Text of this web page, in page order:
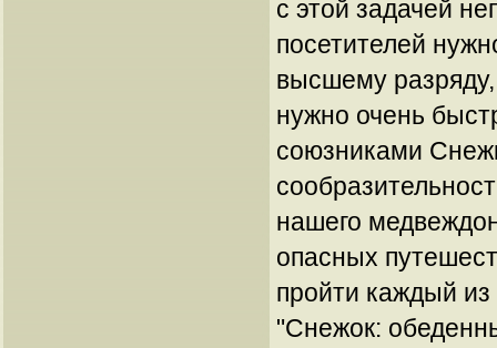
с этой задачей
посетителей
высшему
нужно очень
союзниками
нашего
опасных
пройти каждый
"Снежок: